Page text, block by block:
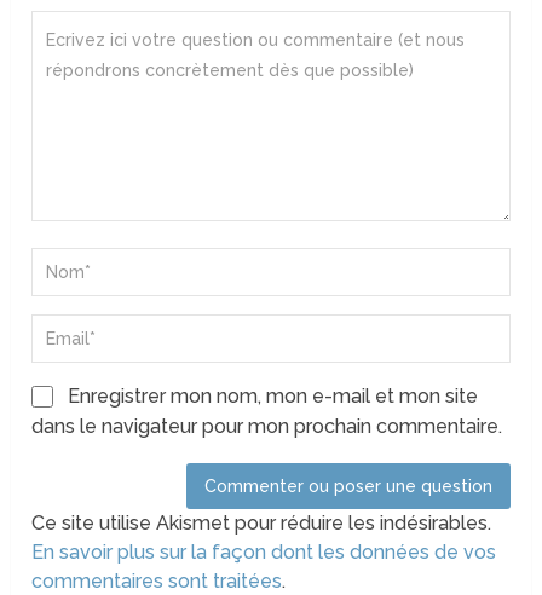
Enregistrer mon nom, mon e-mail et mon site
dans le navigateur pour mon prochain commentaire.
Ce site utilise Akismet pour réduire les indésirables.
En savoir plus sur la façon dont les données de vos
commentaires sont traitées.